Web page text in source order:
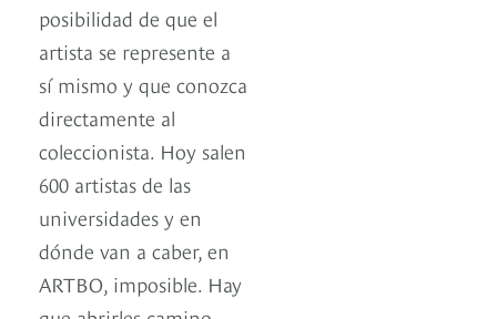
posibilidad de que el
artista se represente a
sí mismo y que conozca
directamente al
coleccionista. Hoy salen
600 artistas de las
universidades y en
dónde van a caber, en
ARTBO, imposible. Hay